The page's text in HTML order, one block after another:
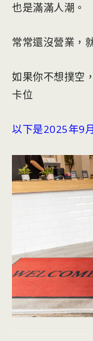
也是滿滿人潮。
常常還沒營業，
如果你不想撲空
卡位
以下是2025年9